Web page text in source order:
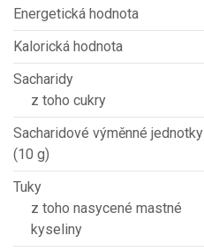
Energetická hodnota
Kalorická hodnota
Sacharidy
z toho cukry
Sacharidové výměnné jednotky
(10 g)
Tuky
z toho nasycené mastné
kyseliny